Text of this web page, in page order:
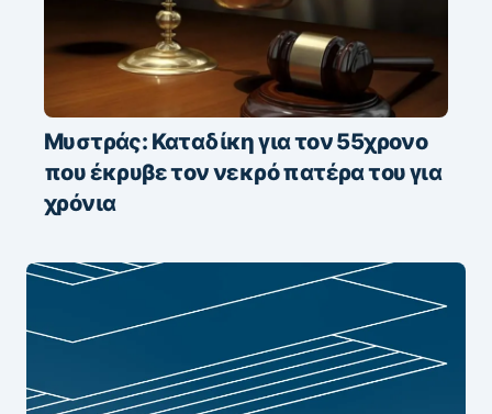
Μυστράς: Καταδίκη για τον 55χρονο
που έκρυβε τον νεκρό πατέρα του για
χρόνια